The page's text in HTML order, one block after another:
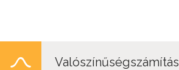
Valószínűségszámítás